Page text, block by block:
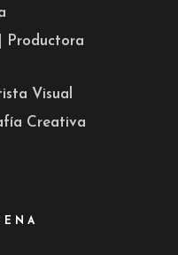
Productora
Visual
Creativa